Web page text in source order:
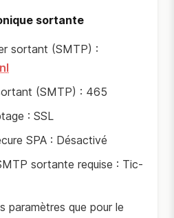
sortante
sortant (SMTP) :
(SMTP) : 465
: SSL
SPA : Désactivé
sortante requise : Tic-
paramètres que pour le